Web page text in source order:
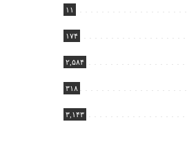
۱۱
۱۷۴
۲,۵۸۴
۳۱۸
۳,۱۴۳